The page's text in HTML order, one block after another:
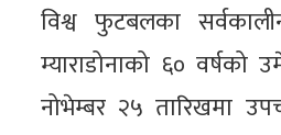
विश्व फुटबलका
म्याराडोनाको ६०
नोभेम्बर २५ तारिखमा